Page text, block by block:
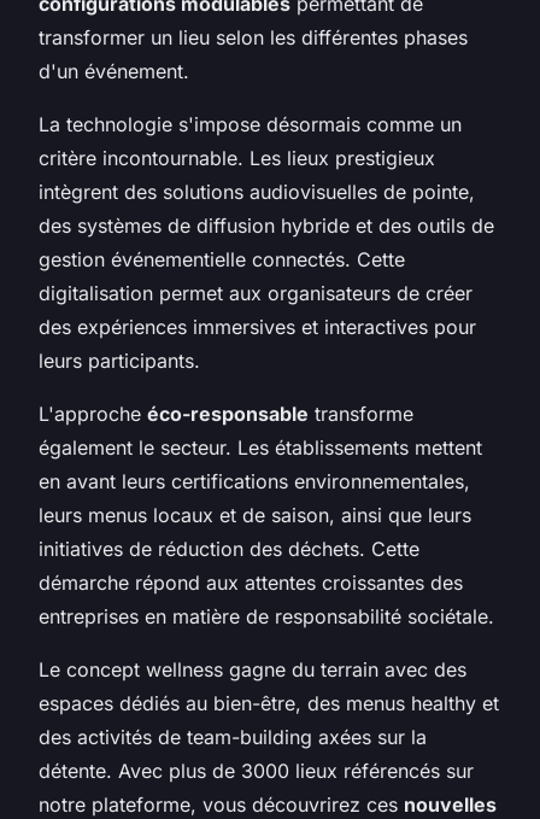
transformer un lieu selon les différentes phases
d'un événement.
La technologie s'impose désormais comme un
critère incontournable. Les lieux prestigieux
intègrent des solutions audiovisuelles de pointe,
des systèmes de diffusion hybride et des outils de
gestion événementielle connectés. Cette
digitalisation permet aux organisateurs de créer
des expériences immersives et interactives pour
leurs participants.
L'approche éco-responsable transforme
également le secteur. Les établissements mettent
en avant leurs certifications environnementales,
leurs menus locaux et de saison, ainsi que leurs
initiatives de réduction des déchets. Cette
démarche répond aux attentes croissantes des
entreprises en matière de responsabilité sociétale.
Le concept wellness gagne du terrain avec des
espaces dédiés au bien-être, des menus healthy et
des activités de team-building axées sur la
détente. Avec plus de 3000 lieux référencés sur
notre plateforme, vous découvrirez ces nouvelles